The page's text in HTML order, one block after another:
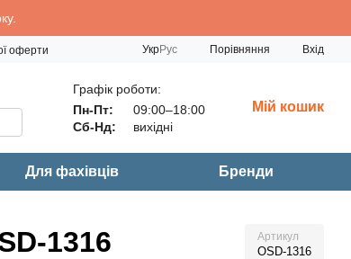
оферти УкрРус Порівняння Вхід
Графік роботи:
Пн-Пт:
09:00–18:00
Сб-Нд:
вихідні
Мій кошик
Для фахівців Бренди
1316 Артикул
OSD-1316